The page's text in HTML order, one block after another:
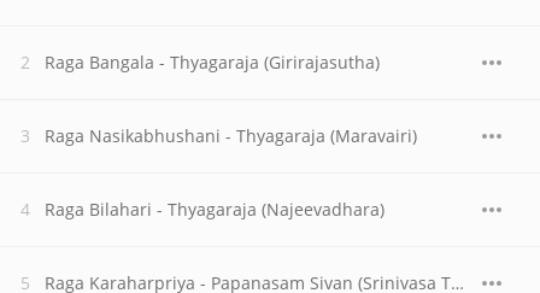
Raga Bangala - Thyagaraja (Girirajasutha)
Raga Nasikabhushani - Thyagaraja (Maravairi)
Raga Bilahari - Thyagaraja (Najeevadhara)
Raga Karaharpriya - Papanasam Sivan (Srinivasa Thavacharanam)